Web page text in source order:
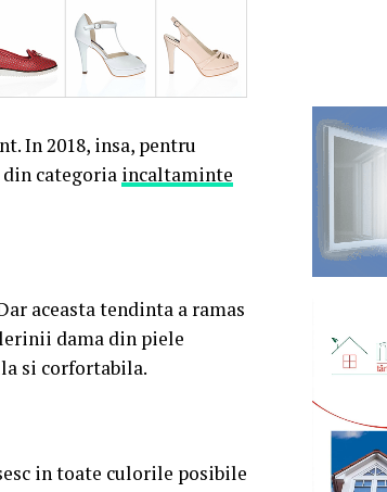
In 2018, insa, pentru
din categoria incaltaminte
aceasta tendinta a ramas
dama din piele
si corfortabila.
in toate culorile posibile